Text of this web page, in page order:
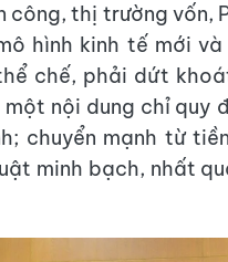
thị trường vốn,
hình kinh tế mới
chế, phải dứt
nội dung chỉ quy
chuyển mạnh từ
minh bạch, nhất